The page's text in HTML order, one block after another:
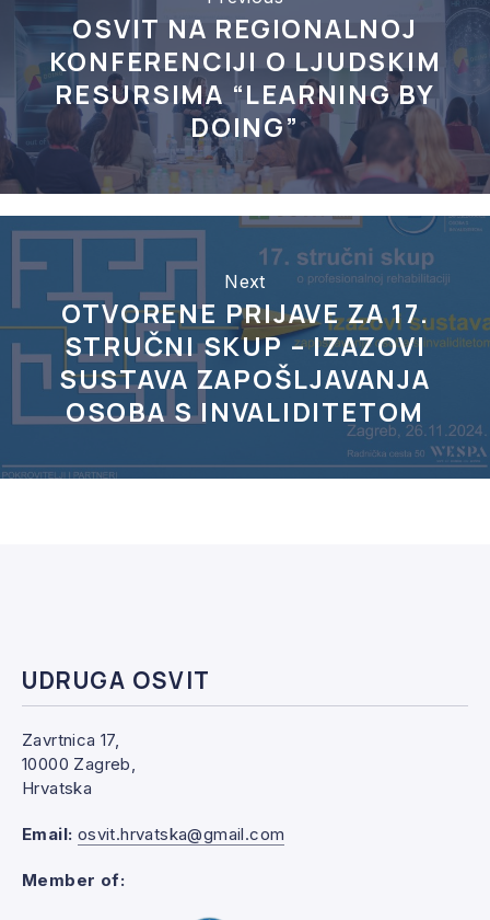
OSVIT NA REGIONALNOJ
KONFERENCIJI O LJUDSKIM
RESURSIMA “LEARNING BY
DOING”
Next
OTVORENE PRIJAVE ZA 17.
STRUČNI SKUP – IZAZOVI
SUSTAVA ZAPOŠLJAVANJA
OSOBA S INVALIDITETOM
UDRUGA OSVIT
Zavrtnica 17,
10000 Zagreb,
Hrvatska
Email: osvit.hrvatska@gmail.com
Member of: